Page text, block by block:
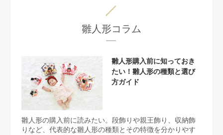
雛人形コラム
雛人形購入前に知っておき
たい！雛人形の種類と選び
方ガイド
雛人形の購入前に読みたい。段飾りや親王飾り、収納飾
りなど、代表的な雛人形の種類とその特徴を分かりやす